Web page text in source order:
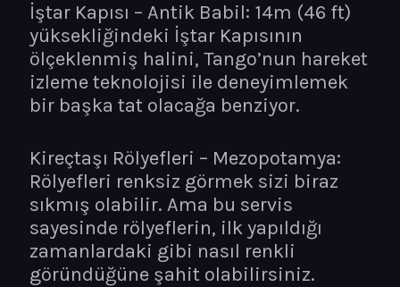
İştar Kapısı – Antik Babil: 14m (46 ft)
yüksekliğindeki İştar Kapısının
ölçeklenmiş halini, Tango’nun hareket
izleme teknolojisi ile deneyimlemek
bir başka tat olacağa benziyor.
Kireçtaşı Rölyefleri – Mezopotamya:
Rölyefleri renksiz görmek sizi biraz
sıkmış olabilir. Ama bu servis
sayesinde rölyeflerin, ilk yapıldığı
zamanlardaki gibi nasıl renkli
göründüğüne şahit olabilirsiniz.